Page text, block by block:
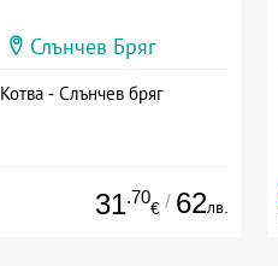
Слънчев Бряг
Котва - Слънчев бряг
31.70
€ / 62лв.